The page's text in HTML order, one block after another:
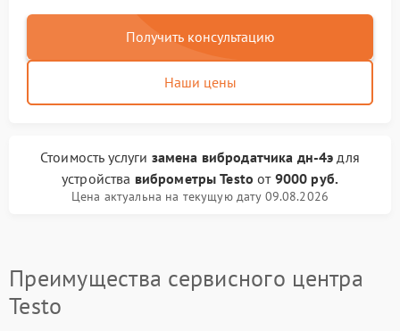
Получить консультацию
Наши цены
Стоимость услуги замена вибродатчика дн-4э для
устройства виброметры Testo от 9000 руб.
Цена актуальна на текущую дату 09.08.2026
Преимущества сервисного центра
Testo